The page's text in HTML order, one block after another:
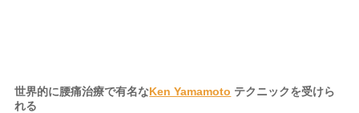
世界的に腰痛治療で有名なKen Yamamoto テクニックを受けら
れる